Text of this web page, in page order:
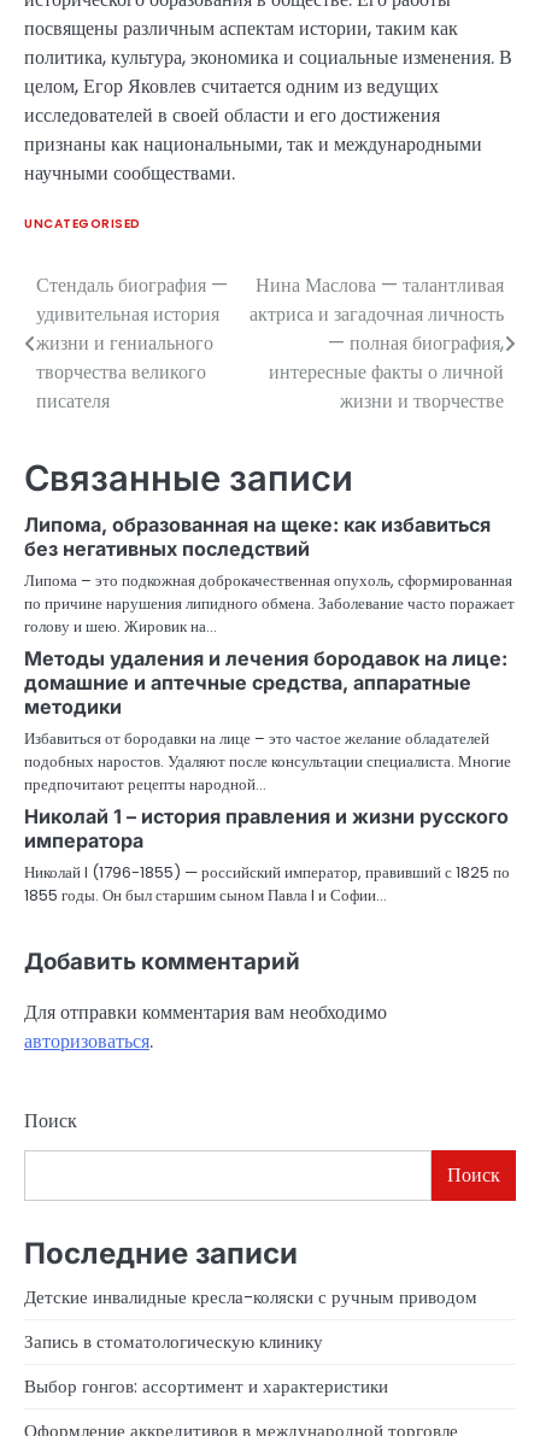
посвящены различным аспектам истории, таким как
политика, культура, экономика и социальные изменения. В
целом, Егор Яковлев считается одним из ведущих
исследователей в своей области и его достижения
признаны как национальными, так и международными
научными сообществами.
UNCATEGORISED
Навигация
по
записям
Стендаль биография —
удивительная история
жизни и гениального
творчества великого
писателя
Нина Маслова — талантливая
актриса и загадочная личность
— полная биография,
интересные факты о личной
жизни и творчестве
Связанные записи
Липома, образованная на щеке: как избавиться
без негативных последствий
Липома – это подкожная доброкачественная опухоль, сформированная
по причине нарушения липидного обмена. Заболевание часто поражает
голову и шею. Жировик на…
Методы удаления и лечения бородавок на лице:
домашние и аптечные средства, аппаратные
методики
Избавиться от бородавки на лице – это частое желание обладателей
подобных наростов. Удаляют после консультации специалиста. Многие
предпочитают рецепты народной…
Николай 1 – история правления и жизни русского
императора
Николай I (1796-1855) — российский император, правивший с 1825 по
1855 годы. Он был старшим сыном Павла I и Софии…
Добавить комментарий
Для отправки комментария вам необходимо
авторизоваться.
Поиск
Поиск
Последние записи
Детские инвалидные кресла-коляски с ручным приводом
Запись в стоматологическую клинику
Выбор гонгов: ассортимент и характеристики
Оформление аккредитивов в международной торговле